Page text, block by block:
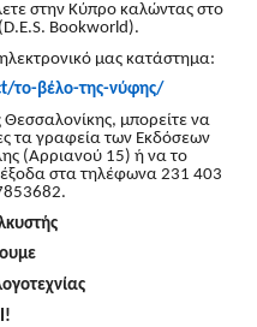
στην Κύπρο καλώντας στο
Bookworld).
μας κατάστημα:
το-βέλο-της-νύφης/
Θεσσαλονίκης, μπορείτε να
τα γραφεία των Εκδόσεων
(Αρριανού 15) ή να το
στα τηλέφωνα 231 403